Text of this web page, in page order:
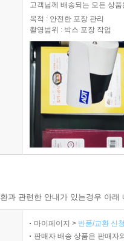
고객님께 배송되는 모든 상
목적 : 안전한 포장 관리
촬영범위 : 박스 포장 작업
과 관련한 안내가 있는경우 아
마이페이지 > 반품/교환 신
판매자 배송 상품은 판매자